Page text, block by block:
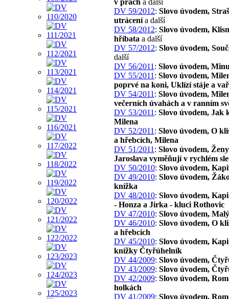
DV 59/2012: Slovo úvodem,
utrácenía další
DV 58/2012: Slovo úvodem,
hříbata a další
DV 57/2012: Slovo úvodem,
další
DV 56/2011 : Slovo úvodem,
DV 55/2011 : Slovo úvodem,
poprvé na koni, Uklízí stáje a
DV 54/2011 : Slovo úvodem,
večerních úvahách a v ranním
DV 53/2011 : Slovo úvodem, Jak
Milena
DV 52/2011 : Slovo úvodem, O
a hřebcích, Milena
DV 51/2011 : Slovo úvodem,
Jaroslava vyměňují v rychlém
DV 50/2010: Slovo úvodem,
DV 49/2010: Slovo úvodem,
knížka
DV 48/2010: Slovo úvodem,
- Honza a Jirka - kluci Rothovic
DV 47/2010: Slovo úvodem,
DV 46/2010: Slovo úvodem, O
a hřebcích
DV 45/2010: Slovo úvodem,
knížky Čtyřúhelník
DV 44/2009: Slovo úvodem,
DV 43/2009: Slovo úvodem,
DV 42/2009: Slovo úvodem,
holkách
DV 41/2009: Slovo úvodem,